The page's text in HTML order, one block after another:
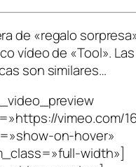
de «regalo
vídeo de «Tool».
son similares…
vimeo.com/
on-hover»
width»]